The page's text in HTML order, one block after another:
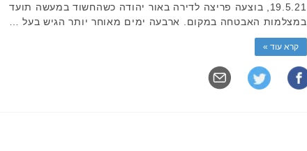
19.5.21, בוצעה פריצה לדירה באור יהודה כשהחשוד במעשה תועד
במצלמות האבטחה במקום. ארבעה ימים מאוחר יותר הגיש בעל …
קרא עוד »